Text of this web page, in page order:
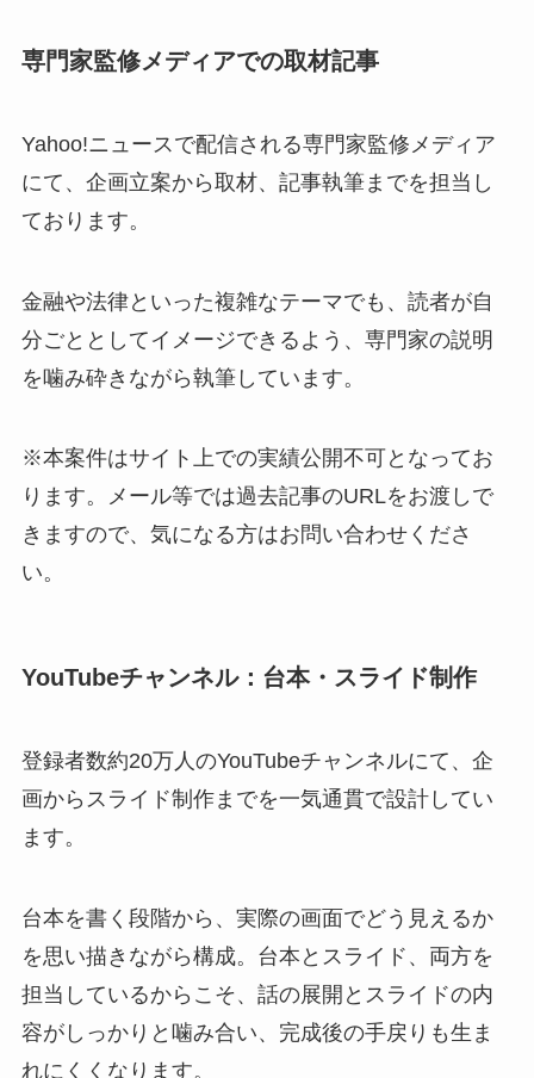
専門家監修メディアでの取材記事
Yahoo!ニュースで配信される専門家監修メディア
にて、企画立案から取材、記事執筆までを担当し
ております。
金融や法律といった複雑なテーマでも、読者が自
分ごととしてイメージできるよう、専門家の説明
を噛み砕きながら執筆しています。
※本案件はサイト上での実績公開不可となってお
ります。メール等では過去記事のURLをお渡しで
きますので、気になる方はお問い合わせくださ
い。
YouTubeチャンネル：台本・スライド制作
登録者数約20万人のYouTubeチャンネルにて、企
画からスライド制作までを一気通貫で設計してい
ます。
台本を書く段階から、実際の画面でどう見えるか
を思い描きながら構成。台本とスライド、両方を
担当しているからこそ、話の展開とスライドの内
容がしっかりと噛み合い、完成後の手戻りも生ま
れにくくなります。